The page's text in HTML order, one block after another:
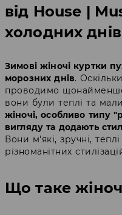
від House |
холодних днів
Зимові жіночі куртки
морозних днів.
проводимо
вони були теплі та
жіночі, особливо типу
вигляду та додають
Вони м'які, зручні,
різноманітних
Що таке